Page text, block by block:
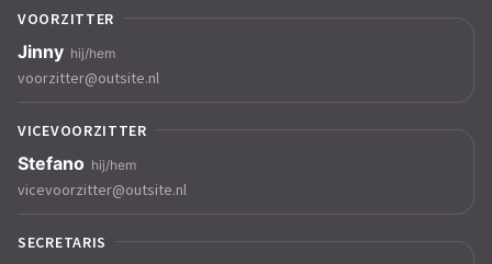
VOORZITTER
voorzitter@outsite.nl
VICEVOORZITTER
vicevoorzitter@outsite.nl
SECRETARIS